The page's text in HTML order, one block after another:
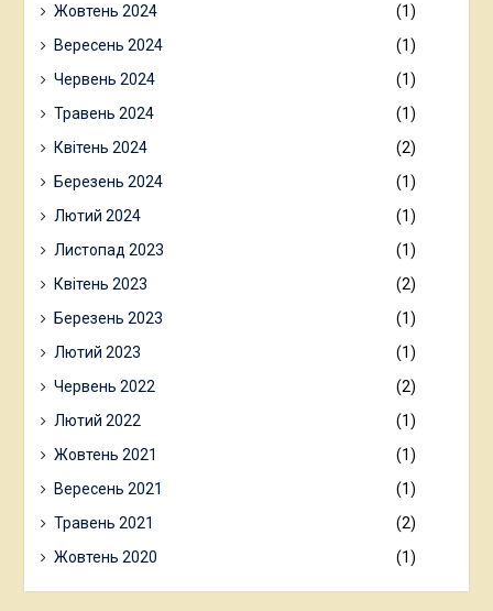
Жовтень 2024
(1)
Вересень 2024
(1)
Червень 2024
(1)
Травень 2024
(1)
Квітень 2024
(2)
Березень 2024
(1)
Лютий 2024
(1)
Листопад 2023
(1)
Квітень 2023
(2)
Березень 2023
(1)
Лютий 2023
(1)
Червень 2022
(2)
Лютий 2022
(1)
Жовтень 2021
(1)
Вересень 2021
(1)
Травень 2021
(2)
Жовтень 2020
(1)